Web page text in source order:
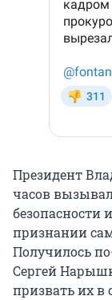
Президент
часов
безопасности
признании
Получилось
Сергей
призвать их в